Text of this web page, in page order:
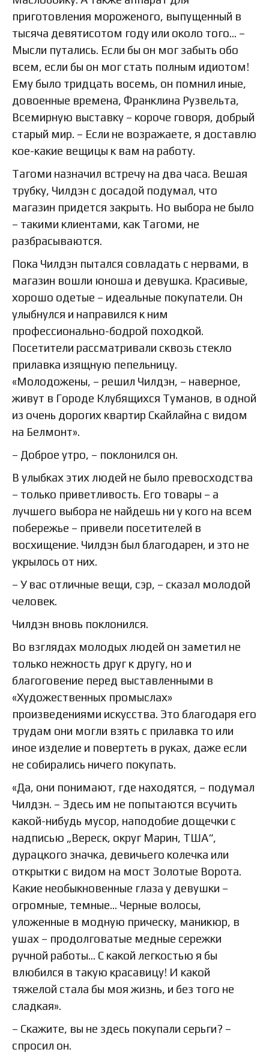
приготовления мороженого, выпущенный в
тысяча девятисотом году или около того… –
Мысли путались. Если бы он мог забыть обо
всем, если бы он мог стать полным идиотом!
Ему было тридцать восемь, он помнил иные,
довоенные времена, Франклина Рузвельта,
Всемирную выставку – короче говоря, добрый
старый мир. – Если не возражаете, я доставлю
кое-какие вещицы к вам на работу.
Тагоми назначил встречу на два часа. Вешая
трубку, Чилдэн с досадой подумал, что
магазин придется закрыть. Но выбора не было
– такими клиентами, как Тагоми, не
разбрасываются.
Пока Чилдэн пытался совладать с нервами, в
магазин вошли юноша и девушка. Красивые,
хорошо одетые – идеальные покупатели. Он
улыбнулся и направился к ним
профессионально-бодрой походкой.
Посетители рассматривали сквозь стекло
прилавка изящную пепельницу.
«Молодожены, – решил Чилдэн, – наверное,
живут в Городе Клубящихся Туманов, в одной
из очень дорогих квартир Скайлайна с видом
на Белмонт».
– Доброе утро, – поклонился он.
В улыбках этих людей не было превосходства
– только приветливость. Его товары – а
лучшего выбора не найдешь ни у кого на всем
побережье – привели посетителей в
восхищение. Чилдэн был благодарен, и это не
укрылось от них.
– У вас отличные вещи, сэр, – сказал молодой
человек.
Чилдэн вновь поклонился.
Во взглядах молодых людей он заметил не
только нежность друг к другу, но и
благоговение перед выставленными в
«Художественных промыслах»
произведениями искусства. Это благодаря его
трудам они могли взять с прилавка то или
иное изделие и повертеть в руках, даже если
не собирались ничего покупать.
«Да, они понимают, где находятся, – подумал
Чилдэн. – Здесь им не попытаются всучить
какой-нибудь мусор, наподобие дощечки с
надписью „Вереск, округ Марин, ТША“,
дурацкого значка, девичьего колечка или
открытки с видом на мост Золотые Ворота.
Какие необыкновенные глаза у девушки –
огромные, темные… Черные волосы,
уложенные в модную прическу, маникюр, в
ушах – продолговатые медные сережки
ручной работы… С какой легкостью я бы
влюбился в такую красавицу! И какой
тяжелой стала бы моя жизнь, и без того не
сладкая».
– Скажите, вы не здесь покупали серьги? –
спросил он.